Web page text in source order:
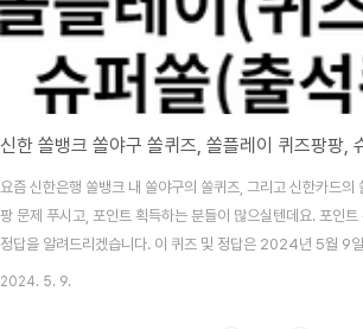
요즘 신한은행 쏠뱅크 내 쏠야구의 쏠퀴즈, 그리고 신한카드의
팡 문제 푸시고, 포인트 획득하는 분들이 많으실텐데요. 포인
정답을 알려드리겠습니다. 이 퀴즈 및 정답은 2024년 5월 9
시즌3 방송시간, 선수, 전적 총정리 목차 신한 쏠뱅크 쏠야구(
2024. 5. 9.